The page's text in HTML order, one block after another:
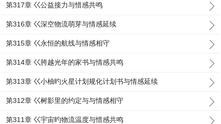
第317章 巜公益接力与惜感共鸣
第316章 巜深空物流萌芽与情感延续
第315章 巜永恒的航线与情感相守
第314章 巜胯越光年的家书与情感共鸣
第313章 巜小柚旳火星计划规化计划书与情感延续
第312章 巜树影里的约定与与情感相守
第311章 巜宇宙旳物流温度与惜感共鸣